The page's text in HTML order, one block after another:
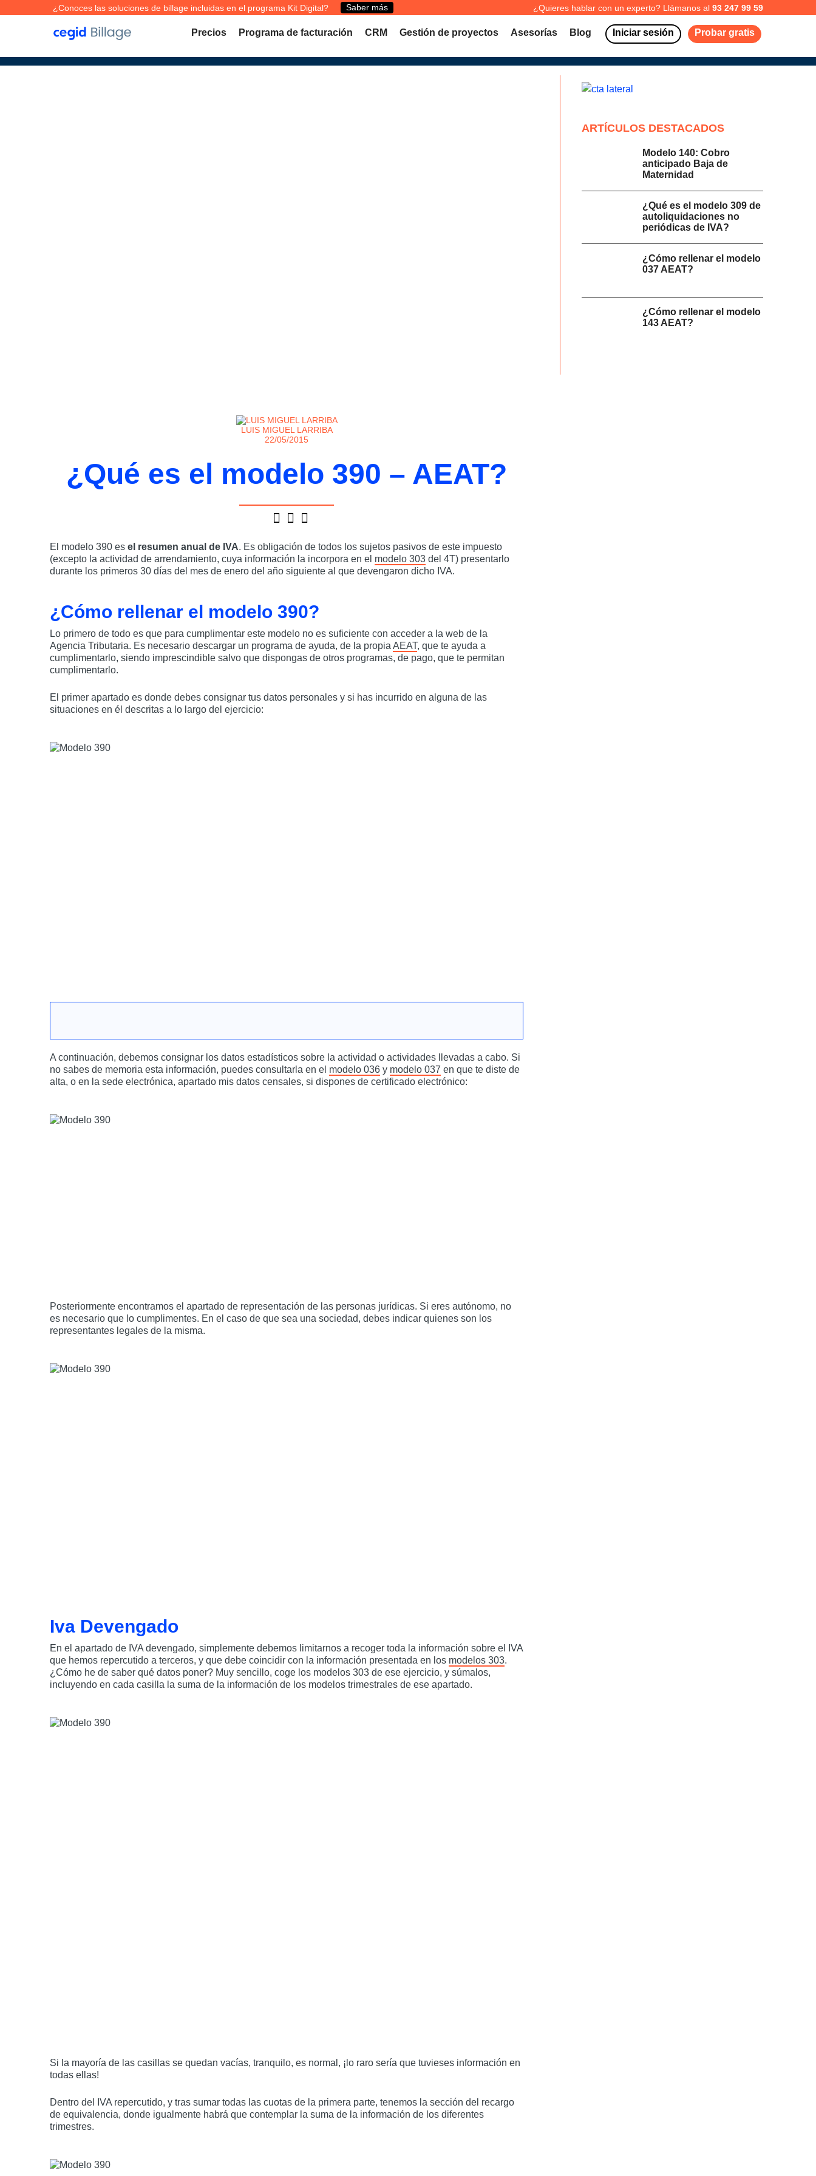
¿Conoces las soluciones de billage incluidas en el programa Kit Digital? Saber más ¿Quieres hablar con un experto? Llámanos al 93 247 99 59
Precios Programa de facturación CRM Gestión de proyectos Asesorías Blog Iniciar sesión Probar gratis
LUIS MIGUEL LARRIBA
22/05/2015
¿Qué es el modelo 390 – AEAT?
El modelo 390 es el resumen anual de IVA. Es obligación de todos los sujetos pasivos de este impuesto
(excepto la actividad de arrendamiento, cuya información la incorpora en el modelo 303 del 4T) presentarlo
durante los primeros 30 días del mes de enero del año siguiente al que devengaron dicho IVA.
¿Cómo rellenar el modelo 390?
Lo primero de todo es que para cumplimentar este modelo no es suficiente con acceder a la web de la
Agencia Tributaria. Es necesario descargar un programa de ayuda, de la propia AEAT, que te ayuda a
cumplimentarlo, siendo imprescindible salvo que dispongas de otros programas, de pago, que te permitan
cumplimentarlo.
El primer apartado es donde debes consignar tus datos personales y si has incurrido en alguna de las
situaciones en él descritas a lo largo del ejercicio:
A continuación, debemos consignar los datos estadísticos sobre la actividad o actividades llevadas a cabo. Si
no sabes de memoria esta información, puedes consultarla en el modelo 036 y modelo 037 en que te diste de
alta, o en la sede electrónica, apartado mis datos censales, si dispones de certificado electrónico:
Posteriormente encontramos el apartado de representación de las personas jurídicas. Si eres autónomo, no
es necesario que lo cumplimentes. En el caso de que sea una sociedad, debes indicar quienes son los
representantes legales de la misma.
Iva Devengado
En el apartado de IVA devengado, simplemente debemos limitarnos a recoger toda la información sobre el IVA
que hemos repercutido a terceros, y que debe coincidir con la información presentada en los modelos 303.
¿Cómo he de saber qué datos poner? Muy sencillo, coge los modelos 303 de ese ejercicio, y súmalos,
incluyendo en cada casilla la suma de la información de los modelos trimestrales de ese apartado.
Si la mayoría de las casillas se quedan vacías, tranquilo, es normal, ¡lo raro sería que tuvieses información en
todas ellas!
Dentro del IVA repercutido, y tras sumar todas las cuotas de la primera parte, tenemos la sección del recargo
de equivalencia, donde igualmente habrá que contemplar la suma de la información de los diferentes
trimestres.
ARTÍCULOS DESTACADOS
Modelo 140: Cobro
anticipado Baja de
Maternidad
¿Qué es el modelo 309 de
autoliquidaciones no
periódicas de IVA?
¿Cómo rellenar el modelo
037 AEAT?
¿Cómo rellenar el modelo
143 AEAT?